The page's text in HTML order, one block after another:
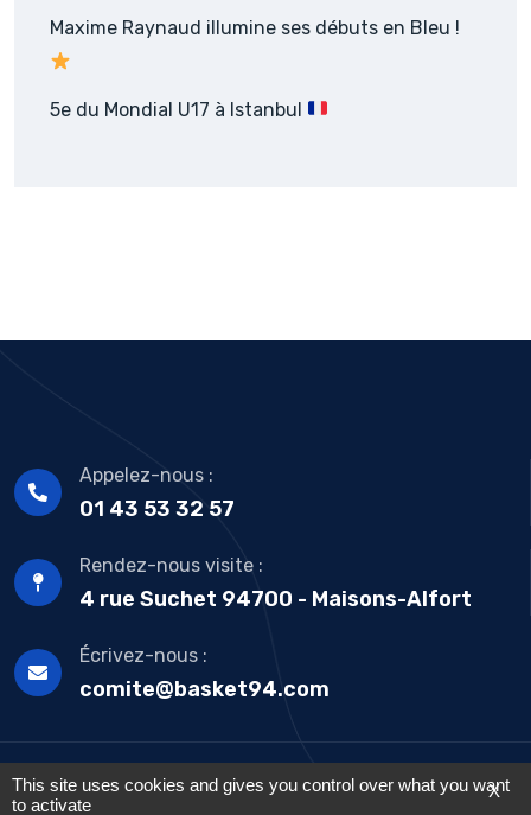
Maxime Raynaud illumine ses débuts en Bleu !
5e du Mondial U17 à Istanbul
Appelez-nous :
01 43 53 32 57
Rendez-nous visite :
4 rue Suchet 94700 - Maisons-Alfort
Écrivez-nous :
comite@basket94.com
X
This site uses cookies and gives you control over what you want
to activate